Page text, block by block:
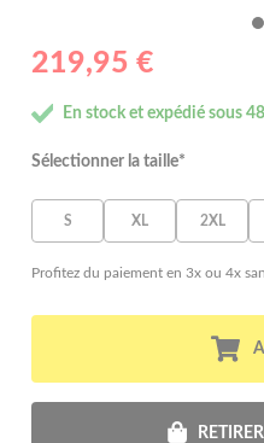
219,95 €
En stock et expédié sous
Sélectionner la taille*
S XL 2XL
Profitez du paiement en 3x ou 4x